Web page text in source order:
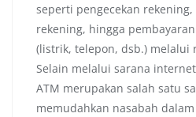
seperti pengecekan
rekening, hingga
(listrik, telepon, dsb.) melalui
Selain melalui sarana
ATM merupakan salah satu
memudahkan nasabah